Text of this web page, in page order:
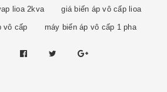
lioa 2kva giá biến áp vô cấp lioa
vô cấp máy biến áp vô cấp 1 pha